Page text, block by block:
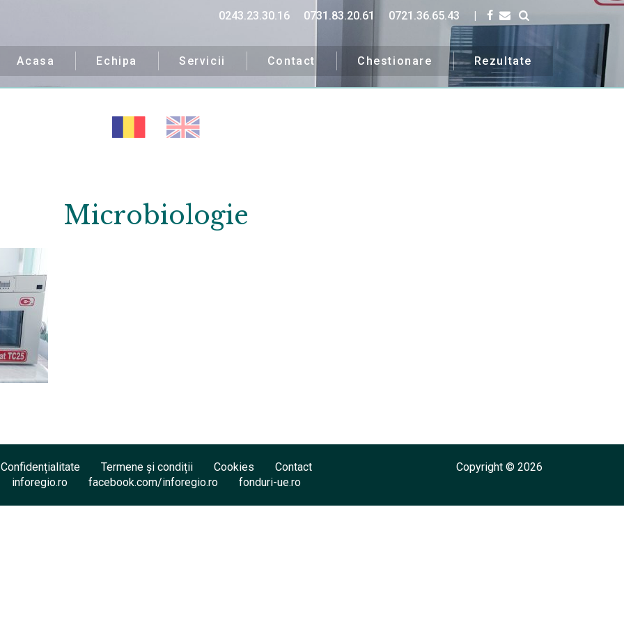
0243.23.30.16 0731.83.20.61 0721.36.65.43 |
Acasa Echipa Servicii Contact Chestionare Rezultate
noastră îți va fi alături.
Microbiologie
Confidențialitate Termene și condiții Cookies
Contact
inforegio.ro
facebook.com/inforegio.ro fonduri-ue.ro
Copyright © 2026